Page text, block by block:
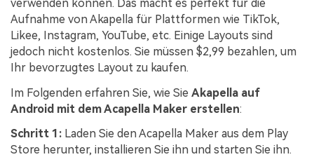
verwenden können. Das macht es perfekt für die
Aufnahme von Akapella für Plattformen wie TikTok,
Likee, Instagram, YouTube, etc. Einige Layouts sind
jedoch nicht kostenlos. Sie müssen $2,99 bezahlen, um
Ihr bevorzugtes Layout zu kaufen.
Im Folgenden erfahren Sie, wie Sie Akapella auf
Android mit dem Acapella Maker erstellen:
Schritt 1: Laden Sie den Acapella Maker aus dem Play
Store herunter, installieren Sie ihn und starten Sie ihn.